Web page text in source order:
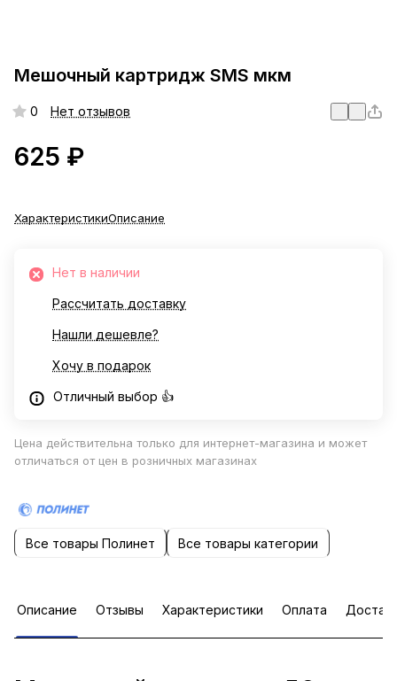
Мешочный картридж SMS мкм
0 Нет отзывов
625 ₽
ХарактеристикиОписание
Нет в наличии
Рассчитать доставку
Нашли дешевле?
Хочу в подарок
Отличный выбор 👍
Цена действительна только для интернет-магазина и может
отличаться от цен в розничных магазинах
Все товары Полинет Все товары категории
Описание Отзывы Характеристики Оплата